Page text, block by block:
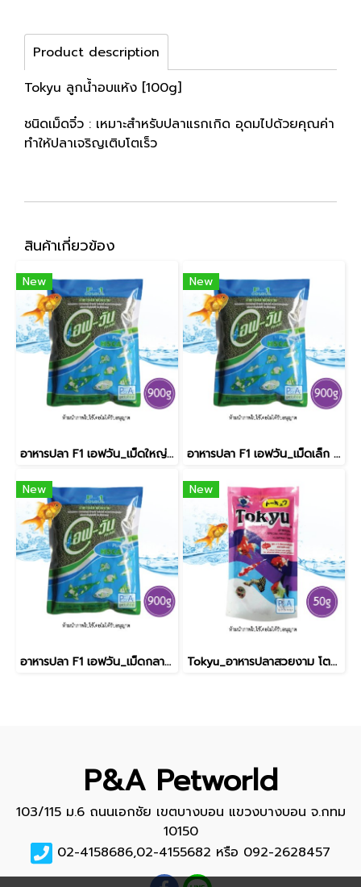
Product description
Tokyu ลูกน้ำอบแห้ง [100g]
ชนิดเม็ดจิ๋ว : เหมาะสำหรับปลาแรกเกิด อุดมไปด้วยคุณค่า
ทำให้ปลาเจริญเติบโตเร็ว
สินค้าเกี่ยวข้อง
New
อาหารปลา F1 เอฟวัน_เม็ดใหญ่ / สีเขียว [900g]
New
อาหารปลา F1 เอฟวัน_เม็ดเล็ก / สีเขียว [900g]
New
อาหารปลา F1 เอฟวัน_เม็ดกลาง / สีเขียว [900g]
New
Tokyu_อาหารปลาสวยงาม โตคิว / 50g
P&A Petworld
103/115 ม.6 ถนนเอกชัย เขตบางบอน แขวงบางบอน จ.กทม
10150
02-4158686,02-4155682 หรือ 092-2628457